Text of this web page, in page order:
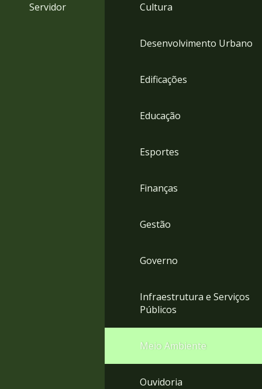
Servidor Cultura
Desenvolvimento Urbano
Edificações
Educação
Esportes
Finanças
Gestão
Governo
Infraestrutura e Serviços
Públicos
Meio Ambiente
Ouvidoria